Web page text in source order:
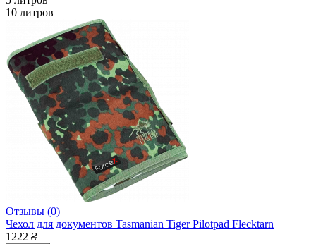
10 литров
Отзывы (0)
Чехол для документов Tasmanian Tiger Pilotpad Flecktarn
1222 ₴